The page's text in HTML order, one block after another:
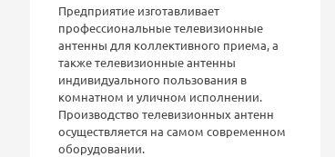
Предприятие изготавливает
профессиональные телевизионные
антенны для коллективного приема, а
также телевизионные антенны
индивидуального пользования в
комнатном и уличном исполнении.
Производство телевизионных антенн
осуществляется на самом современном
оборудовании.